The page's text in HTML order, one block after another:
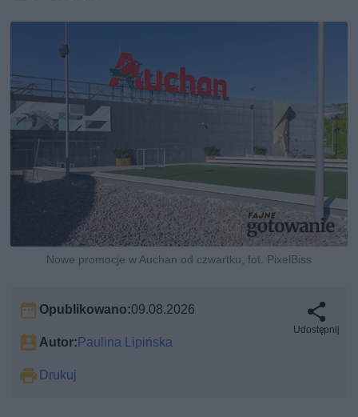
Nowe promocje w Auchan od czwartku, fot. PixelBiss
Opublikowano:09.08.2026
Autor:Paulina Lipińska
Drukuj
Udostępnij